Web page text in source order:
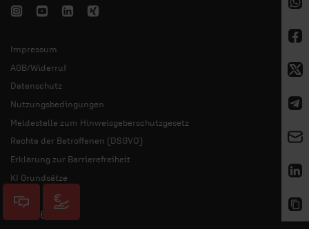
Impressum
AGB/Widerruf
Datenschutz
Nutzungsbedingungen
Meldestelle zum Hinweisgeberschutzgesetz
Rechte der Betroffenen (DSGVO)
Erklärung zur Barrierefreiheit
KI Grundsätze
© 2026 ERF